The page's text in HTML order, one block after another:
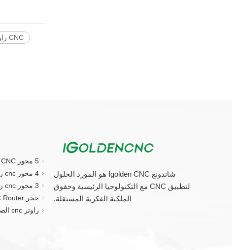
CNC راوتر 5 محور
شاندونغ Igolden CNC هو المورد الحلول
لتطبيق CNC مع التكنولوجيا الرئيسية وحقوق
الملكية الفكرية المستقلة.
5 محور CNC جهاز التوجيه
4 محور cnc راوتر
3 محور cnc راوتر
حجر CNC Router.
راوتر cnc الصغيرة